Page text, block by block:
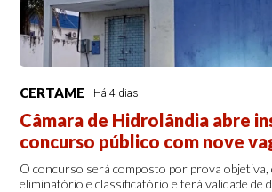
CERTAME Há 4 dias
Câmara de Hidrolândia abre
concurso público com nove
O concurso será composto por prova objetiva,
eliminatório e classificatório e terá validade de